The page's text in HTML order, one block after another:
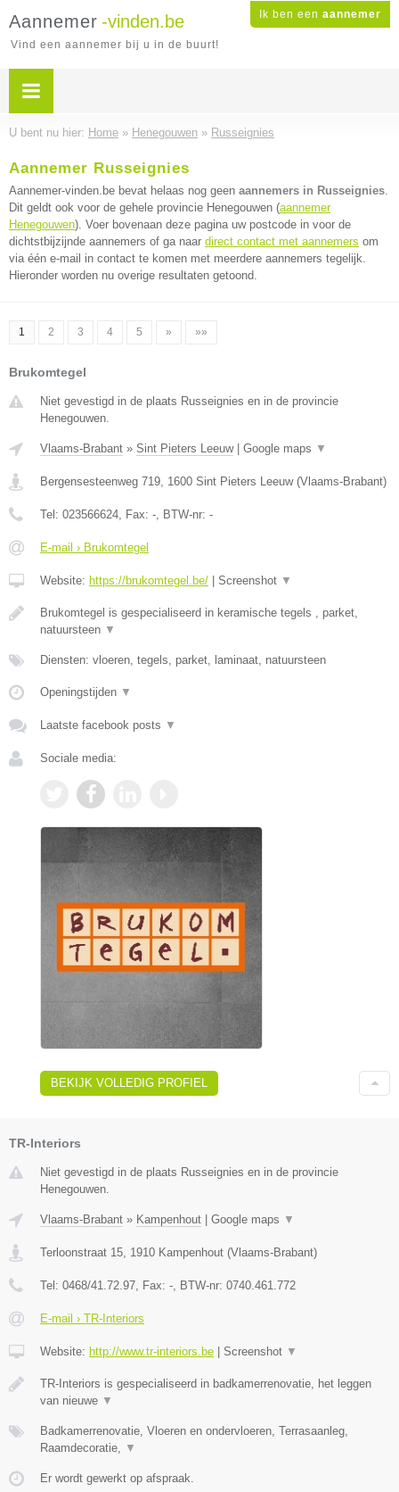
Ik ben een aannemer
Aannemer -vinden.be
Vind een aannemer bij u in de buurt!
U bent nu hier: Home » Henegouwen » Russeignies
Aannemer Russeignies
Aannemer-vinden.be bevat helaas nog geen aannemers in Russeignies.
Dit geldt ook voor de gehele provincie Henegouwen (aannemer
Henegouwen). Voer bovenaan deze pagina uw postcode in voor de
dichtstbijzijnde aannemers of ga naar direct contact met aannemers om
via één e-mail in contact te komen met meerdere aannemers tegelijk.
Hieronder worden nu overige resultaten getoond.
1 2 3 4 5 » »»
Brukomtegel
Niet gevestigd in de plaats Russeignies en in de provincie
Henegouwen.
Vlaams-Brabant » Sint Pieters Leeuw| Google maps ▼
Bergensesteenweg 719, 1600 Sint Pieters Leeuw(Vlaams-Brabant)
Tel: 023566624, Fax: -, BTW-nr: -
E-mail › Brukomtegel
Website: https://brukomtegel.be/ Screenshot ▼
Brukomtegel is gespecialiseerd in keramische tegels , parket,
natuursteen ▼
Diensten: vloeren, tegels, parket, laminaat, natuursteen
Openingstijden ▼
Laatste facebook posts ▼
Sociale media:
BEKIJK VOLLEDIG PROFIEL
TR-Interiors
Niet gevestigd in de plaats Russeignies en in de provincie
Henegouwen.
Vlaams-Brabant » Kampenhout Google maps ▼
Terloonstraat 15, 1910 Kampenhout (Vlaams-Brabant)
Tel: 0468/41.72.97, Fax: -, BTW-nr: 0740.461.772
E-mail › TR-Interiors
Website: http://www.tr-interiors.be Screenshot ▼
TR-Interiors is gespecialiseerd in badkamerrenovatie, het leggen
van nieuwe ▼
Badkamerrenovatie, Vloeren en ondervloeren, Terrasaanleg,
Raamdecoratie, ▼
Er wordt gewerkt op afspraak.